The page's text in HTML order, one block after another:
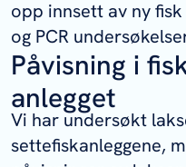
opp innsett av ny
og PCR
Påvisning i
anlegget
Vi har undersøkt
settefiskanleggene,